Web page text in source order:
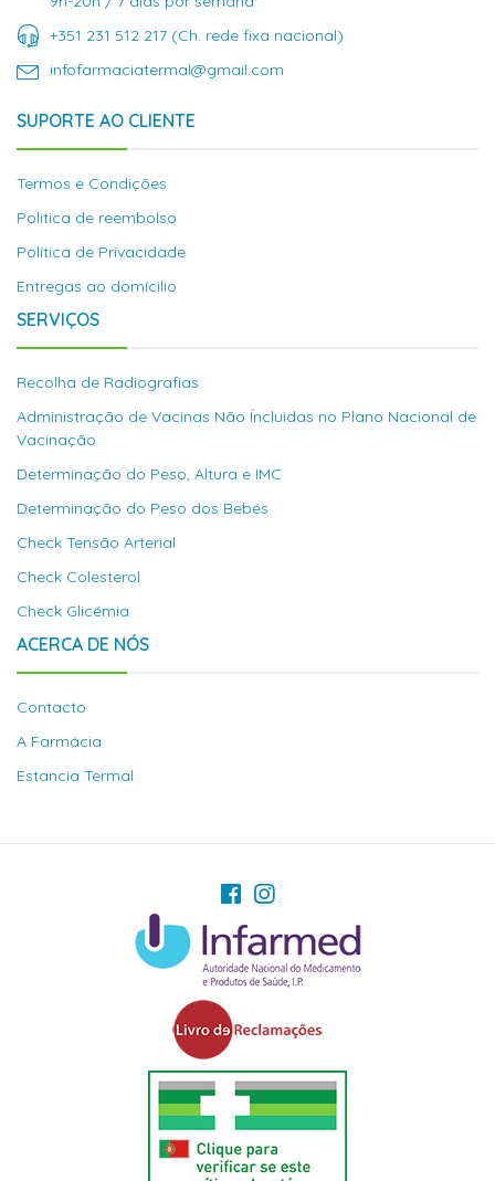
+351 231 512 217 (Ch. rede fixa nacional)
infofarmaciatermal@gmail.com
SUPORTE AO CLIENTE
Termos e Condições
Politica de reembolso
Política de Privacidade
Entregas ao domícilio
SERVIÇOS
Recolha de Radiografias
Administração de Vacinas Não Íncluidas no Plano Nacional de
Vacinação
Determinação do Peso, Altura e IMC
Determinação do Peso dos Bebés
Check Tensão Arterial
Check Colesterol
Check Glicémia
ACERCA DE NÓS
Contacto
A Farmácia
Estancia Termal